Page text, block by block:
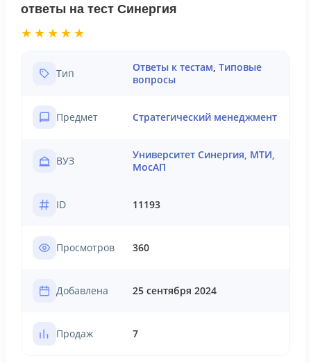
ответы на тест Синергия
★★★★★
Тип Ответы к тестам, Типовые
вопросы
Предмет Стратегический менеджмент
ВУЗ
Университет Синергия, МТИ,
МосАП
ID 11193
Просмотров 360
Добавлена 25 сентября 2024
Продаж 7